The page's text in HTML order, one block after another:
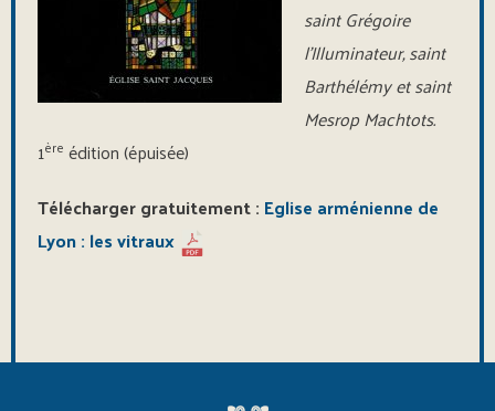
saint Grégoire
l’Illuminateur, saint
Barthélémy et saint
Mesrop Machtots.
1ère édition (épuisée)
Télécharger gratuitement : Eglise arménienne de
Lyon : les vitraux